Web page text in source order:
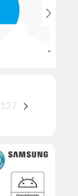
Tcl
127